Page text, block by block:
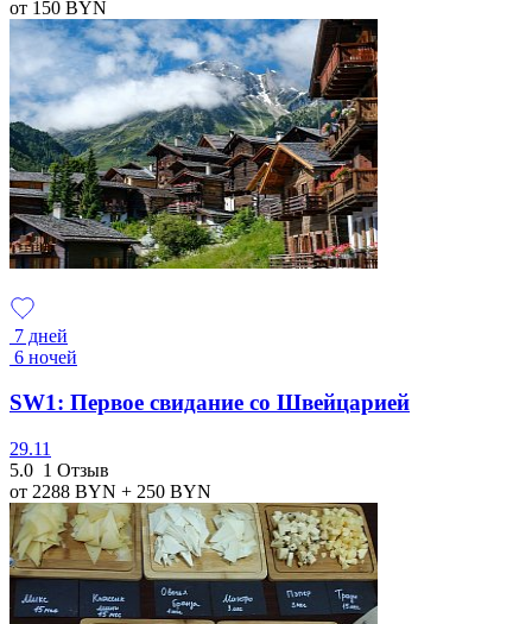
от 150 BYN
7 дней
6 ночей
SW1: Первое свидание со Швейцарией
29.11
5.0 1 Отзыв
от 2288 BYN + 250 BYN